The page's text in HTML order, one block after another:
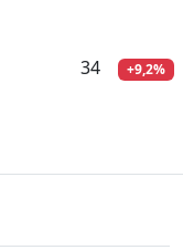
34 +9,2%